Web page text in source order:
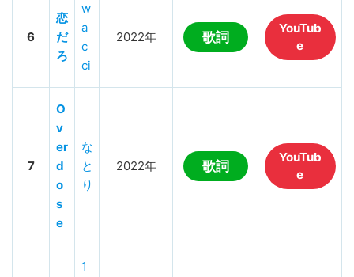
6
恋
だ
ろ
w
a
c
ci
2022年 歌詞
YouTub
e
7
O
v
er
d
o
s
e
な
と
り
2022年 歌詞
YouTub
e
1